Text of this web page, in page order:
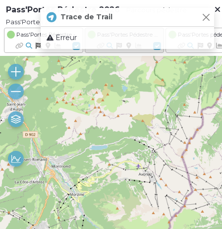
Pass'Portes Pédestre 2026
Parcours pédestre
Pass'Portes 2026
Trace de Trail
Erreur